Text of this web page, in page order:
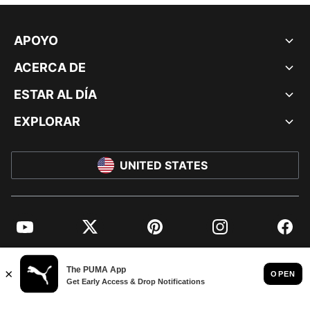
APOYO
ACERCA DE
ESTAR AL DÍA
EXPLORAR
UNITED STATES
YouTube Twitter Pinterest Instagram
© PUMA NORTH AMERICA, INC.
IMPRINT AND LEGAL DATA